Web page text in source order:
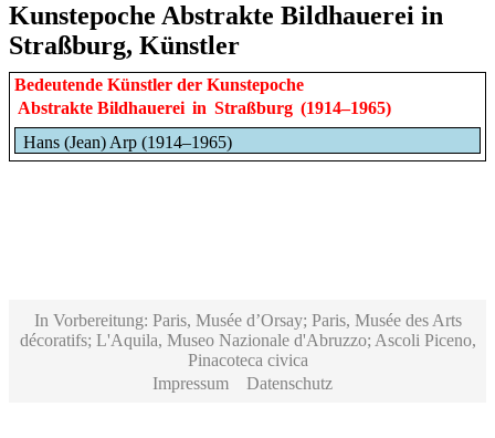
Kunstepoche Abstrakte Bildhauerei in
Straßburg, Künstler
Bedeutende Künstler der Kunstepoche
Abstrakte Bildhauerei in Straßburg (1914–1965)
Hans (Jean) Arp (1914–1965)
In Vorbereitung: Paris, Musée d’Orsay; Paris, Musée des Arts
décoratifs; L'Aquila, Museo Nazionale d'Abruzzo; Ascoli Piceno,
Pinacoteca civica
Impressum
Datenschutz